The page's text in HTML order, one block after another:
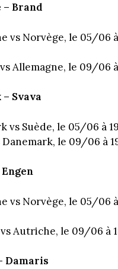
– Brand
vs Norvège, le 05/06 à
Allemagne, le 09/06
Svava
vs Suède, le 05/06 à
Danemark, le 09/06 à
vs Norvège, le 05/06 à
Autriche, le 09/06 à
Damaris